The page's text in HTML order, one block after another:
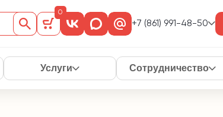
0
+7 (861) 991-48-50
Услуги Сотрудничество